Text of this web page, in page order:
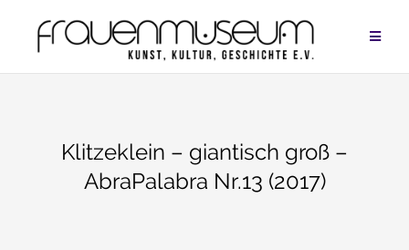
springen
Klitzeklein – giantisch groß –
AbraPalabra Nr.13 (2017)